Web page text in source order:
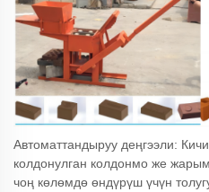
Автоматтандыруу деңгээли:
колдонулган колдонмо же
чоң көлөмдө өндүрүш үчүн